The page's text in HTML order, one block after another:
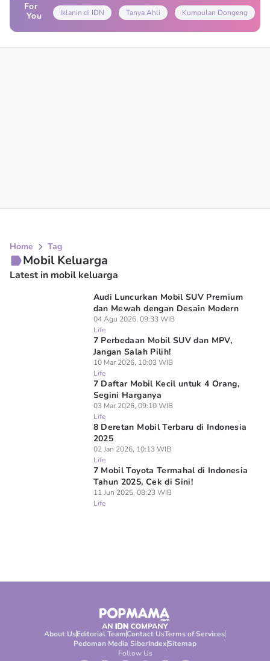
For
You
Iklanin di IDN Tanya Ahli Kumpulan Dongeng
Home Tag
Mobil Keluarga
Latest in mobil keluarga
Audi Luncurkan Mobil SUV Premium
dan Mewah dengan Desain Modern
04 Agu 2026, 09:33 WIB
Life
7 Perbedaan Mobil SUV dan MPV,
Jangan Salah Pilih!
10 Mar 2026, 10:03 WIB
Life
7 Daftar Mobil Kecil untuk 4 Orang,
Segini Harganya
03 Mar 2026, 09:10 WIB
Life
8 Deretan Mobil Terbaru di Indonesia
2025
02 Jan 2026, 10:13 WIB
Life
7 Mobil Toyota Termahal di Indonesia
Tahun 2025, Cek di Sini!
11 Jun 2025, 08:23 WIB
Life
About UsEditorial TeamContact UsTerms of Services
Pedoman Media SiberIndexSitemap
Follow Us